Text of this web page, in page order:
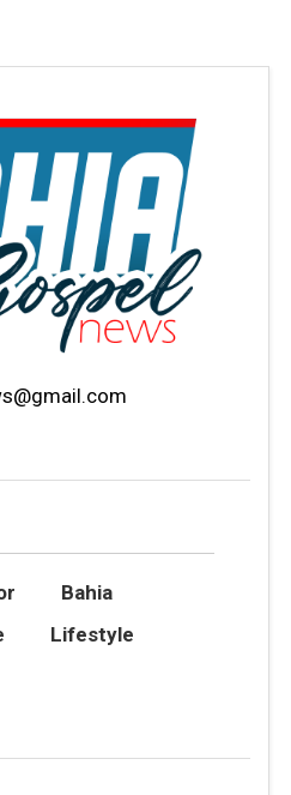
Bahia
Lifestyle